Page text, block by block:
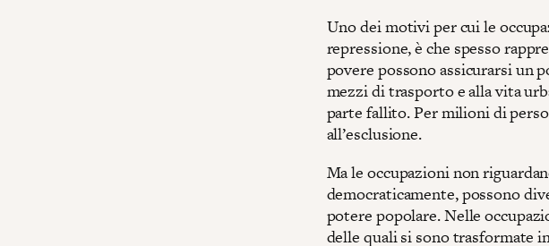
Uno dei motivi per cui le
repressione, è che spesso
povere possono assicurarsi un
mezzi di trasporto e alla vita
parte fallito. Per milioni di
all’esclusione.
Ma le occupazioni non
democraticamente, possono
potere popolare. Nelle
delle quali si sono trasformate